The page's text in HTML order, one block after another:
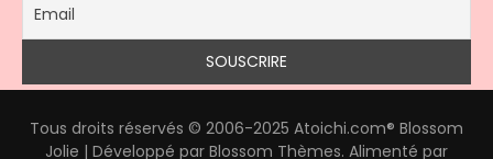
Tous droits réservés © 2006-2025 Atoichi.com® Blossom
Jolie | Développé par Blossom Thèmes. Alimenté par